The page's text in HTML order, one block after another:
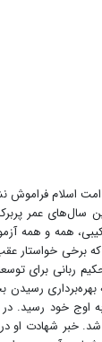
امت اسلام فراموش
سال‌های عمر
همه و همه
برخی خواستار
ربانی برای
رسیدن
۱۴۰۴، حماسه زندگی این پیر فرزانه به اوج
شد. خبر شهادت او